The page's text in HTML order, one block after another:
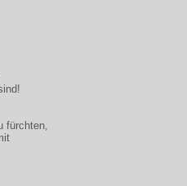
fürchten,